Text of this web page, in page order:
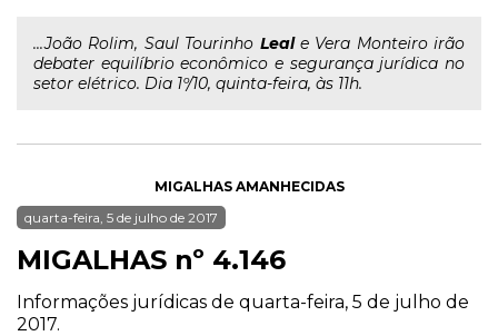
...João Rolim, Saul Tourinho Leale Vera Monteiro irão
debater equilíbrio econômico e segurança jurídica no
setor elétrico. Dia 1º/10, quinta-feira, às 11h.
MIGALHAS AMANHECIDAS
quarta-feira, 5 de julho de 2017
MIGALHAS nº 4.146
Informações jurídicas de quarta-feira, 5 de julho de
2017.